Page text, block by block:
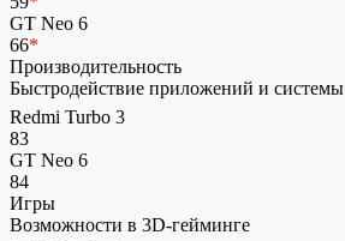
GT Neo 6
66*
Производительность
Быстродействие приложений и системы
Redmi Turbo 3
83
GT Neo 6
84
Игры
Возможности в 3D-гейминге